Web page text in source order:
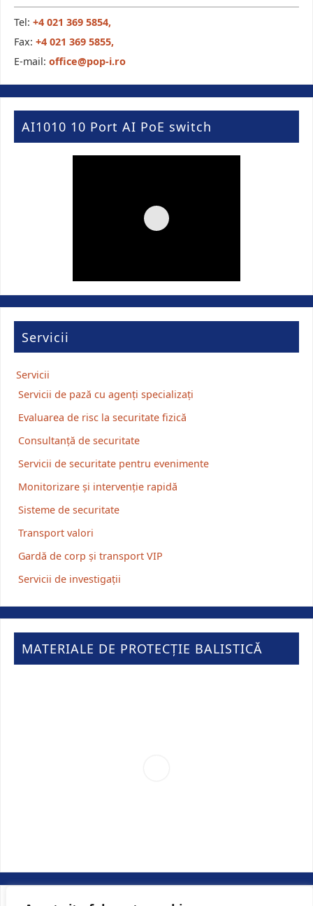
Tel: +4 021 369 5854,
Fax: +4 021 369 5855,
E-mail: office@pop-i.ro
AI1010 10 Port AI PoE switch
Servicii
Servicii
Servicii de pază cu agenți specializați
Evaluarea de risc la securitate fizică
Consultanță de securitate
Servicii de securitate pentru evenimente
Monitorizare și intervenție rapidă
Sisteme de securitate
Transport valori
Gardă de corp și transport VIP
Servicii de investigații
MATERIALE DE PROTECȚIE BALISTICĂ